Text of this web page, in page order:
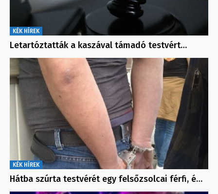
KÉK HÍREK
Letartóztatták a kaszával támadó testvért…
KÉK HÍREK
Hátba szúrta testvérét egy felsőzsolcai férfi, é…